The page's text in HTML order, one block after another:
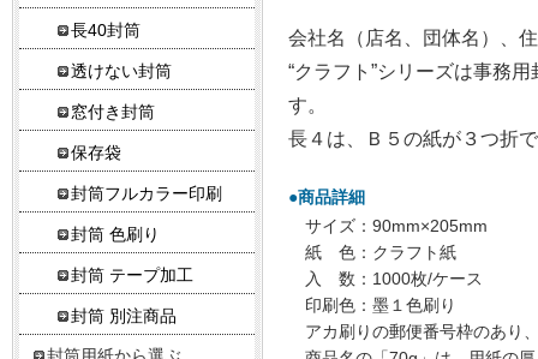
会社名（店名、団体名）、
“クラフト”シリーズは事務
す。
長４は、Ｂ５の紙が３つ折
●商品詳細
サイズ：90mm×205mm
紙 色：クラフト紙
入 数：1000枚/ケース
印刷色：墨１色刷り
アカ刷りの郵便番号枠のあり
長40封筒
透けない封筒
窓付き封筒
保存袋
封筒フルカラー印刷
封筒 色刷り
封筒 テープ加工
封筒 別注商品